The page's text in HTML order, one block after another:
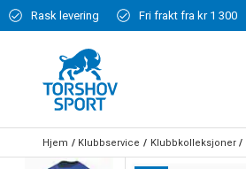
Rask levering Fri frakt fra kr 1 300
Hjem Klubbservice Klubbkolleksjoner